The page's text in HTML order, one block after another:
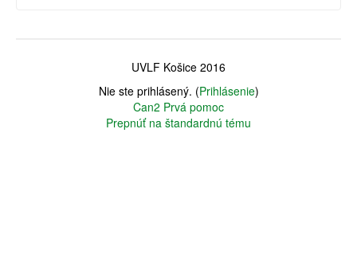
UVLF Košice 2016
Nie ste prihlásený. (Prihlásenie)
Can2 Prvá pomoc
Prepnúť na štandardnú tému